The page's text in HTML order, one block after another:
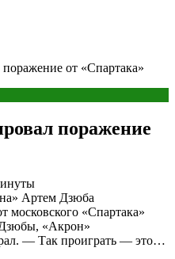
от «Спартака»
поражение
Артем Дзюба
московского «Спартака»
«Акрон»
— Так проиграть — это…